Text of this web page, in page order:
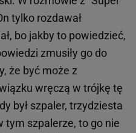
tylko rozdawał
bo jakby to powiedzieć,
zmusiły go do
że być może z
wręczą w trójkę tę
był szpaler, trzydziesta
tym szpalerze, to go nie